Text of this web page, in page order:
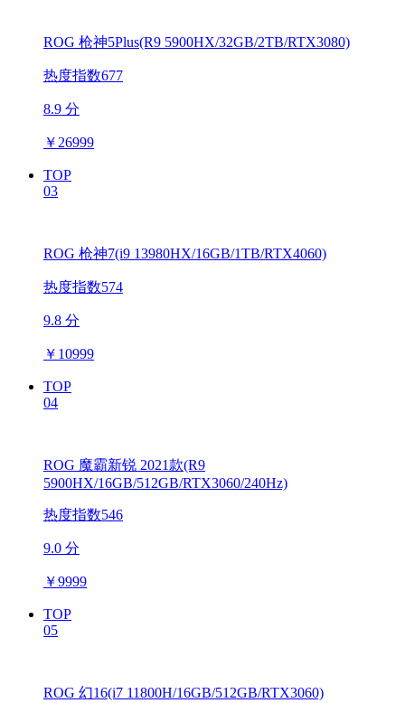
ROG 枪神5Plus(R9 5900HX/32GB/2TB/RTX3080)
热度指数677
8.9 分
￥ 26999
TOP
03
ROG 枪神7(i9 13980HX/16GB/1TB/RTX4060)
热度指数574
9.8 分
￥ 10999
TOP
04
ROG 魔霸新锐 2021款(R9
5900HX/16GB/512GB/RTX3060/240Hz)
热度指数546
9.0 分
￥9999
TOP
05
ROG 幻16(i7 11800H/16GB/512GB/RTX3060)